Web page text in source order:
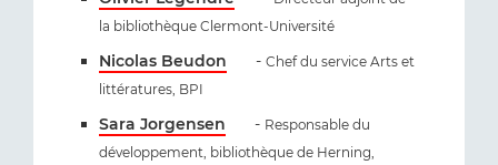
la bibliothèque Clermont-Université
Nicolas Beudon - Chef du service Arts et
littératures, BPI
Sara Jorgensen - Responsable du
développement, bibliothèque de Herning,